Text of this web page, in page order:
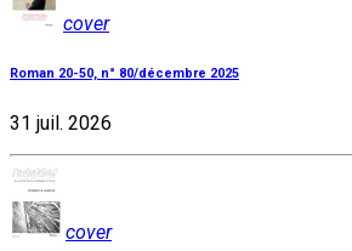
cover
Roman 20-50, n° 80/décembre 2025
31 juil. 2026
cover